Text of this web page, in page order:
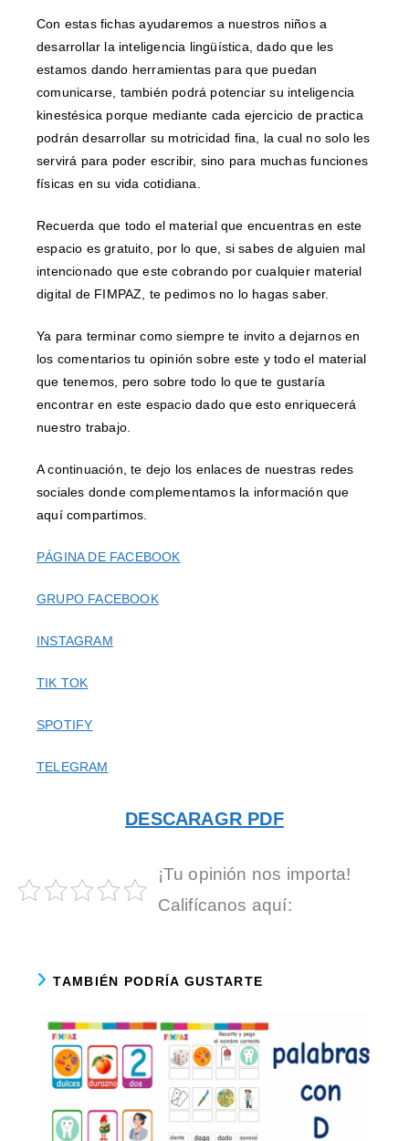
Con estas fichas ayudaremos a nuestros niños a
desarrollar la inteligencia lingüística, dado que les
estamos dando herramientas para que puedan
comunicarse, también podrá potenciar su inteligencia
kinestésica porque mediante cada ejercicio de practica
podrán desarrollar su motricidad fina, la cual no solo les
servirá para poder escribir, sino para muchas funciones
físicas en su vida cotidiana.
Recuerda que todo el material que encuentras en este
espacio es gratuito, por lo que, si sabes de alguien mal
intencionado que este cobrando por cualquier material
digital de FIMPAZ, te pedimos no lo hagas saber.
Ya para terminar como siempre te invito a dejarnos en
los comentarios tu opinión sobre este y todo el material
que tenemos, pero sobre todo lo que te gustaría
encontrar en este espacio dado que esto enriquecerá
nuestro trabajo.
A continuación, te dejo los enlaces de nuestras redes
sociales donde complementamos la información que
aquí compartimos.
PÁGINA DE FACEBOOK
GRUPO FACEBOOK
INSTAGRAM
TIK TOK
SPOTIFY
TELEGRAM
DESCARAGR PDF
¡Tu opinión nos importa!
Califícanos aquí:
TAMBIÉN PODRÍA GUSTARTE